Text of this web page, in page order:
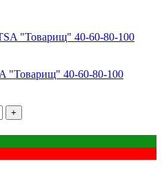
"Товарищ" 40-60-80-100
+